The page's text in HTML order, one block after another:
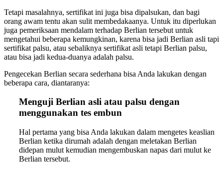
Tetapi masalahnya, sertifikat ini juga bisa dipalsukan, dan bagi
orang awam tentu akan sulit membedakaanya. Untuk itu diperlukan
juga pemeriksaan mendalam terhadap Berlian tersebut untuk
mengetahui beberapa kemungkinan, karena bisa jadi Berlian asli tapi
sertifikat palsu, atau sebaliknya sertifikat asli tetapi Berlian palsu,
atau bisa jadi kedua-duanya adalah palsu.
Pengecekan Berlian secara sederhana bisa Anda lakukan dengan
beberapa cara, diantaranya:
Menguji Berlian asli atau palsu dengan
menggunakan tes embun
Hal pertama yang bisa Anda lakukan dalam mengetes keaslian
Berlian ketika dirumah adalah dengan meletakan Berlian
didepan mulut kemudian mengembuskan napas dari mulut ke
Berlian tersebut.